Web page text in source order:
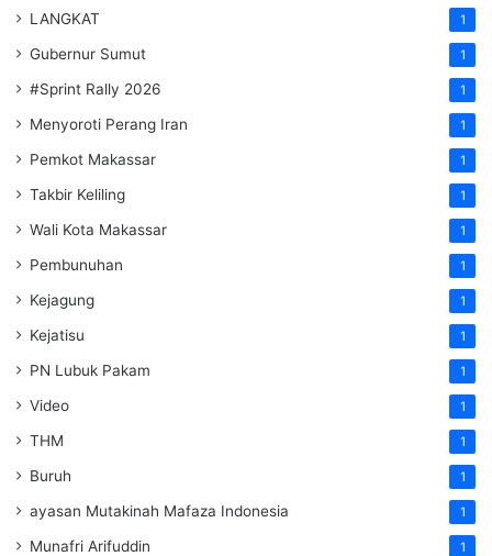
LANGKAT 1
Gubernur Sumut 1
#Sprint Rally 2026 1
Menyoroti Perang Iran 1
Pemkot Makassar 1
Takbir Keliling 1
Wali Kota Makassar 1
Pembunuhan 1
Kejagung 1
Kejatisu 1
PN Lubuk Pakam 1
Video 1
THM 1
Buruh 1
ayasan Mutakinah Mafaza Indonesia 1
Munafri Arifuddin 1